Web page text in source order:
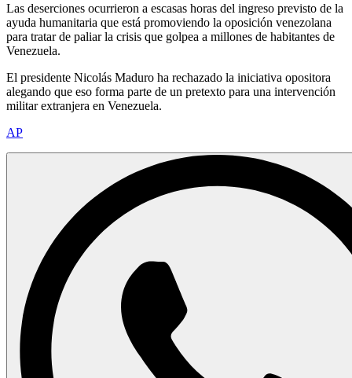
Las deserciones ocurrieron a escasas horas del ingreso previsto de la
ayuda humanitaria que está promoviendo la oposición venezolana
para tratar de paliar la crisis que golpea a millones de habitantes de
Venezuela.
El presidente Nicolás Maduro ha rechazado la iniciativa opositora
alegando que eso forma parte de un pretexto para una intervención
militar extranjera en Venezuela.
AP